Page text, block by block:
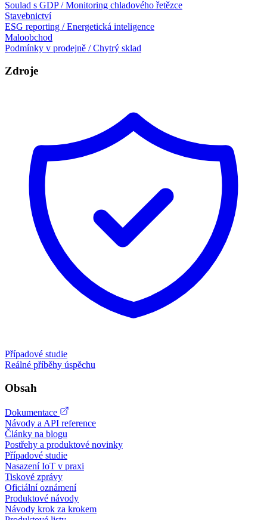
Soulad s GDP / Monitoring chladového řetězce
Stavebnictví
ESG reporting / Energetická inteligence
Maloobchod
Podmínky v prodejně / Chytrý sklad
Zdroje
Případové studie
Reálné příběhy úspěchu
Obsah
Dokumentace
Návody a API reference
Články na blogu
Postřehy a produktové novinky
Případové studie
Nasazení IoT v praxi
Tiskové zprávy
Oficiální oznámení
Produktové návody
Návody krok za krokem